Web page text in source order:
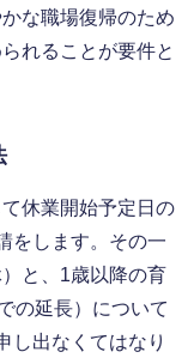
な職場復帰のため
れることが要件と
休業開始予定日の
をします。その一
と、1歳以降の育
の延長）について
し出なくてはなり